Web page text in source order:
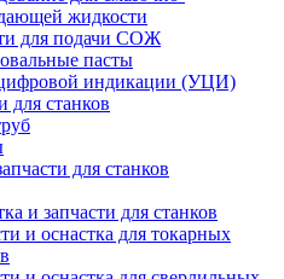
жидкости
для подачи СОЖ
пасты
цифровой индикации (УЦИ)
для станков
для станков
и запчасти для станков
и оснастка для токарных